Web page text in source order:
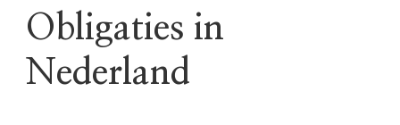
Obligaties in
Nederland